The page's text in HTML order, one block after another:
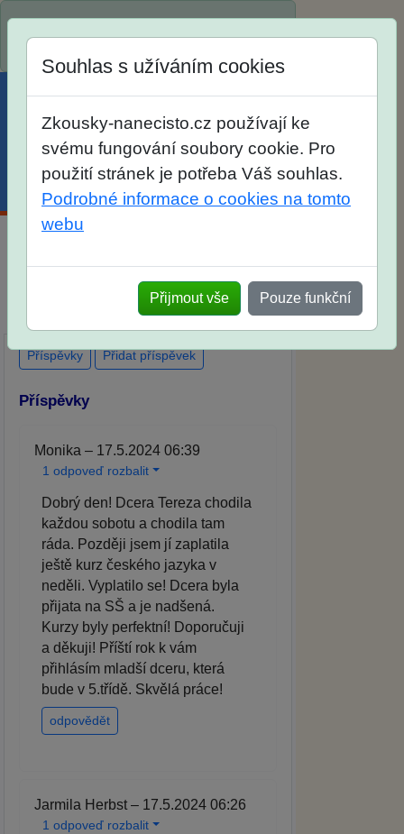
SŠ? Vaše ohlasy po skutečných
přijímacích zkouškách
Souhlas s užíváním cookies
Zkousky-nanecisto.cz používají ke
svému fungování soubory cookie. Pro
použití stránek je potřeba Váš souhlas.
Podrobné informace o cookies na tomto
webu
Přijmout vše Pouze funkční
Příspěvky Přidat příspěvek
Příspěvky
Monika – 17.5.2024 06:39
1 odpoveď rozbalit
Dobrý den! Dcera Tereza chodila
každou sobotu a chodila tam
ráda. Později jsem jí zaplatila
ještě kurz českého jazyka v
neděli. Vyplatilo se! Dcera byla
přijata na SŠ a je nadšená.
Kurzy byly perfektní! Doporučuji
a děkuji! Příští rok k vám
přihlásím mladší dceru, která
bude v 5.třídě. Skvělá práce!
odpovědět
Jarmila Herbst – 17.5.2024 06:26
1 odpoveď rozbalit